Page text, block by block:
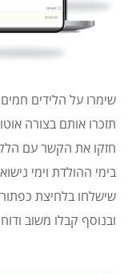
שימרו על הלידים
תזכרו אותם בצורה
חזקו את הקשר עם
בימי ההולדת וימי
שישלחו בלחיצת
ובנוסף קבלו משוב